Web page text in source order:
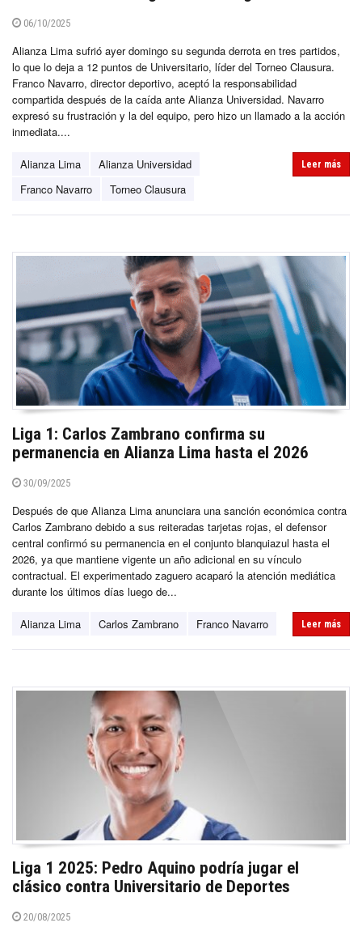
06/10/2025
Alianza Lima sufrió ayer domingo su segunda derrota en tres partidos,
lo que lo deja a 12 puntos de Universitario, líder del Torneo Clausura.
Franco Navarro, director deportivo, aceptó la responsabilidad
compartida después de la caída ante Alianza Universidad. Navarro
expresó su frustración y la del equipo, pero hizo un llamado a la acción
inmediata....
Alianza Lima
Alianza Universidad
Franco Navarro
Torneo Clausura
Leer más
Liga 1: Carlos Zambrano confirma su
permanencia en Alianza Lima hasta el 2026
30/09/2025
Después de que Alianza Lima anunciara una sanción económica contra
Carlos Zambrano debido a sus reiteradas tarjetas rojas, el defensor
central confirmó su permanencia en el conjunto blanquiazul hasta el
2026, ya que mantiene vigente un año adicional en su vínculo
contractual. El experimentado zaguero acaparó la atención mediática
durante los últimos días luego de...
Alianza Lima Carlos Zambrano Franco Navarro Leer más
Liga 1 2025: Pedro Aquino podría jugar el
clásico contra Universitario de Deportes
20/08/2025